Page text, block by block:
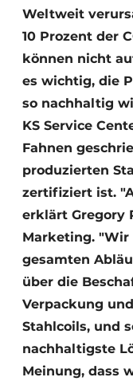
Weltweit
10 Prozent der
können nicht
es wichtig, die
so nachhaltig
KS Service
Fahnen
produzierten
zertifiziert ist.
erklärt Gregory
Marketing.
gesamten
über die
Verpackung
Stahlcoils, und
nachhaltigste
Meinung, dass